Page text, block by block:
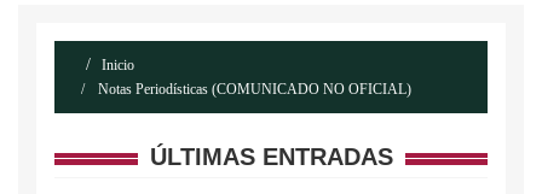
Inicio
Notas Periodísticas (COMUNICADO NO OFICIAL)
ÚLTIMAS ENTRADAS